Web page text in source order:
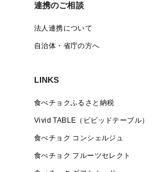
連携のご相談
法人連携について
自治体・省庁の方へ
LINKS
食べチョクふるさと納税
Vivid TABLE（ビビッドテーブル）
食べチョク コンシェルジュ
食べチョク フルーツセレクト